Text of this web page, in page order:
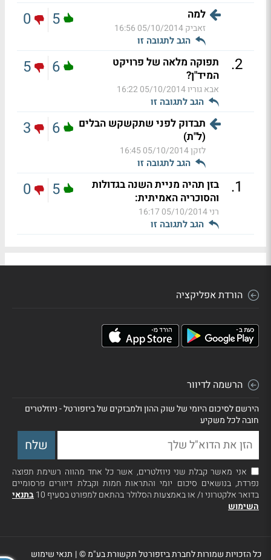
למה
זאביק05/10/2014 16:56
הגב לתגובה זו
5
0
2
.
תפוקה מלאה של פרויקט
המיד"ן?
אבא גוריו05/10/2014 16:22
הגב לתגובה זו
6
5
תבדוק לפני שתקשקש הבלים
(ל"ת)
לזקן05/10/2014 16:45
הגב לתגובה זו
6
3
1
.
בזן תהיה מניית השנה בגדולות
והסוכריה האמיתית:
רני05/10/2014 16:17
הגב לתגובה זו
5
0
הורדת אפליקציה
הרשמה לדיוור
הירשם לסיכום היומי של שוק ההון ולמבזקים של ביזפורטל - ניוזלטרים
חובה לכל משקיע
אני מאשר קבלת שני ניוזלטרים, אשר כל אחד מהווה רשימת תפוצה
נפרדת, בנושאים סיכום יומי והתראות חמות וקבלת דיוורים פרסומיים
בדואר אלקטרוני ו/ או באמצעות הסלולר בהתאם למפורט בסעיף 10
בתנאי
השימוש
כל הזכויות שמורות לחברת ביזפורטל תקשורת בע"מ ©| תנאי שימוש